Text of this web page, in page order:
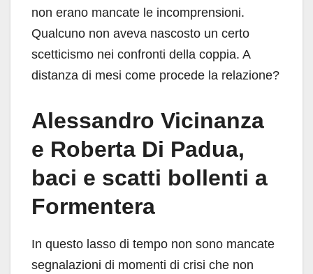
non erano mancate le incomprensioni.
Qualcuno non aveva nascosto un certo
scetticismo nei confronti della coppia. A
distanza di mesi come procede la relazione?
Alessandro Vicinanza
e Roberta Di Padua,
baci e scatti bollenti a
Formentera
In questo lasso di tempo non sono mancate
segnalazioni di momenti di crisi che non